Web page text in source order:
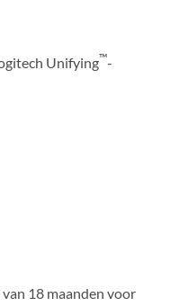
Unifying™-
18 maanden voor